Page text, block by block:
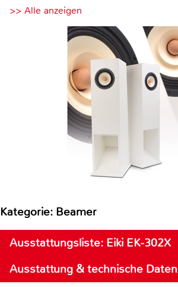
>> Alle anzeigen
Kategorie: Beamer
Ausstattungsliste: Eiki EK-302X
Ausstattung & technische Daten